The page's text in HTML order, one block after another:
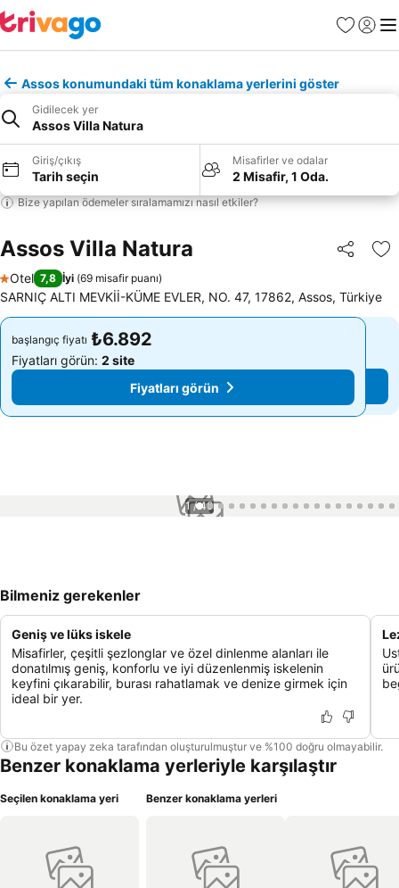
Favoriler
Giriş
Assos konumundaki tüm konaklama yerlerini göster
Gidilecek yer
Assos Villa Natura
Giriş/çıkış
Tarih seçin
Misafirler ve odalar
2 Misafir, 1 Oda.
Bize yapılan ödemeler sıralamamızı nasıl etkiler?
Assos Villa Natura Paylaş
1 Yıldız
Otel 7,8 İyi (69 misafir puanı)
SARNIÇ ALTI MEVKİİ-KÜME EVLER, NO. 47, 17862, Assos, Türkiye
başlangıç fiyatı ₺6.892
Fiyatları görün: 2 site
Fiyatları görün
başlangıç fiyatı ₺6.892
Fiyatları görün: 2 site
Fiyatları görün
1 / 40
Bilmeniz gerekenler
Geniş ve lüks iskele
Misafirler, çeşitli şezlonglar ve özel dinlenme alanları ile
donatılmış geniş, konforlu ve iyi düzenlenmiş iskelenin
keyfini çıkarabilir, burası rahatlamak ve denize girmek için
ideal bir yer.
Bu özet yapay zeka tarafından oluşturulmuştur ve %100 doğru olmayabilir.
Benzer konaklama yerleriyle karşılaştır
Seçilen konaklama yeri Benzer konaklama yerleri